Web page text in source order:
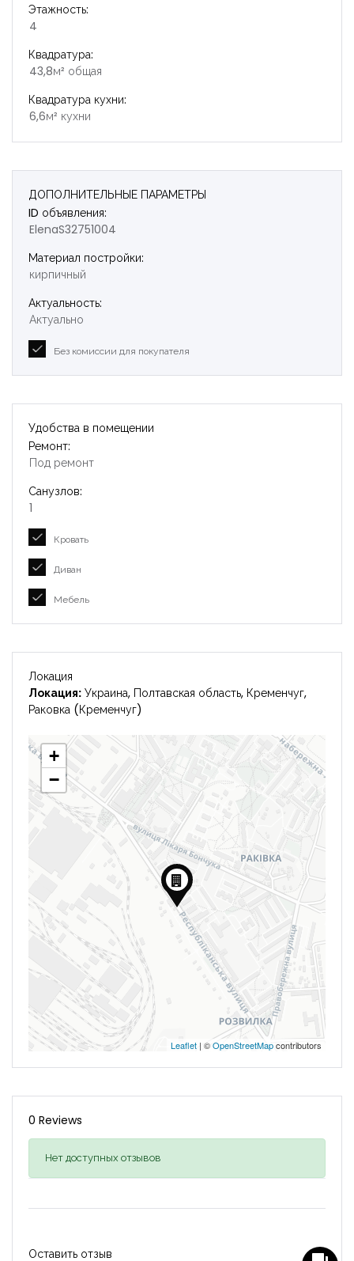
Этажность:
4
Квадратура:
43,8м² общая
Квадратура кухни:
6,6м² кухни
ДОПОЛНИТЕЛЬНЫЕ ПАРАМЕТРЫ
ID объявления:
ElenaS32751004
Материал постройки:
кирпичный
Актуальность:
Актуально
Без комиссии для покупателя
Удобства в помещении
Ремонт:
Под ремонт
Санузлов:
1
Кровать
Диван
Мебель
Локация
Локация: Украина, Полтавская область, Кременчуг,
Раковка (Кременчуг)
+
−
Leaflet | ©OpenStreetMapcontributors
0 Reviews
Нет доступных отзывов
Оставить отзыв